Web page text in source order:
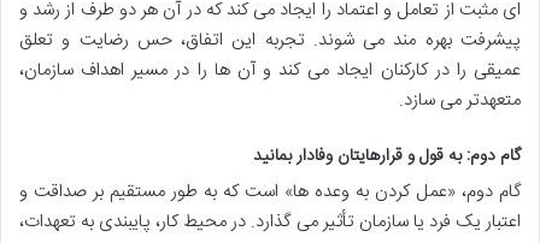
ای مثبت از تعامل و اعتماد را ایجاد می کند که در آن هر دو طرف از رشد و
پیشرفت بهره مند می شوند. تجربه این اتفاق، حس رضایت و تعلق
عمیقی را در کارکنان ایجاد می کند و آن ها را در مسیر اهداف سازمان،
متعهدتر می سازد.
گام دوم: به قول و قرارهایتان وفادار بمانید
گام دوم، «عمل کردن به وعده ها» است که به طور مستقیم بر صداقت و
اعتبار یک فرد یا سازمان تأثیر می گذارد. در محیط کار، پایبندی به تعهدات،